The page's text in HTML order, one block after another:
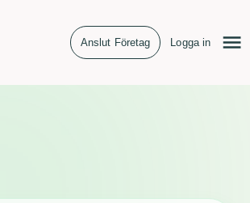
Anslut Företag Logga in